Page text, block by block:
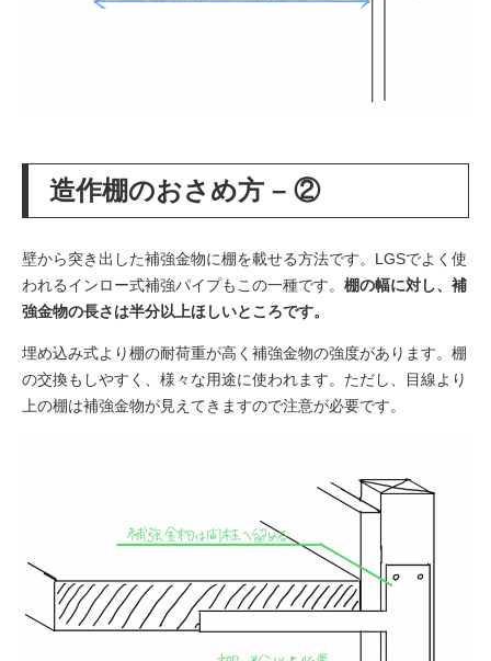
造作棚のおさめ方 – ②
壁から突き出した補強金物に棚を載せる方法です。LGSでよく使
われるインロー式補強パイプもこの一種です。 棚の幅に対し、補
強金物の長さは半分以上ほしいところです。
埋め込み式より棚の耐荷重が高く補強金物の強度があります。棚
の交換もしやすく、様々な用途に使われます。 ただし、目線より
上の棚は補強金物が見えてきますので注意が必要です。